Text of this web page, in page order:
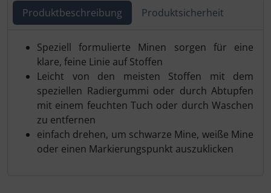
Produktbeschreibung Produktsicherheit
Produktbeschreibung
Speziell formulierte Minen sorgen für eine
klare, feine Linie auf Stoffen
Leicht von den meisten Stoffen mit dem
speziellen Radiergummi oder durch Abtupfen
mit einem feuchten Tuch oder durch Waschen
zu entfernen
einfach drehen, um schwarze Mine, weiße Mine
oder einen Markierungspunkt auszuklicken